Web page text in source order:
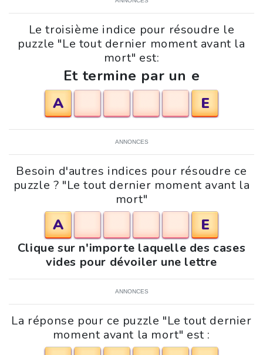
Le troisième indice pour résoudre le
puzzle "Le tout dernier moment avant la
mort" est:
Et termine par un e
A
E
ANNONCES
Besoin d'autres indices pour résoudre ce
puzzle ? "Le tout dernier moment avant la
mort"
A E
Clique sur n'importe laquelle des cases
vides pour dévoiler une lettre
ANNONCES
La réponse pour ce puzzle "Le tout dernier
moment avant la mort" est :